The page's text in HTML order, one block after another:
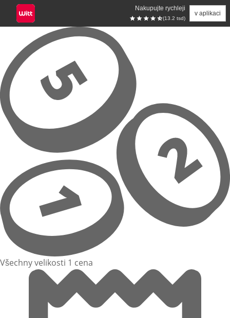
Nakupujte rychleji
(13.2 tsd)
v aplikaci
Přeskočit na hlavní obsah
Všechny velikosti 1 cena